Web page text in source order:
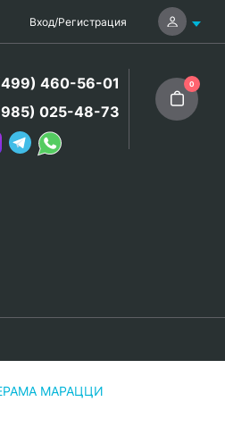
Вход/Регистрация
460-56-01
025-48-73
0
МАРАЦЦИ